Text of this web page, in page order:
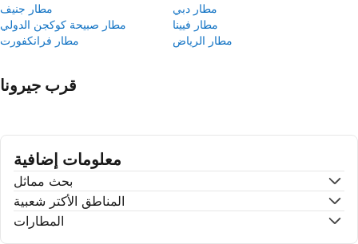
مطار جنيف
مطار دبي
مطار صبيحة كوكجن الدولي
مطار فيينا
مطار فرانكفورت
مطار الرياض
قرب جيرونا
معلومات إضافية
بحث مماثل
المناطق الأكتر شعبية
المطارات